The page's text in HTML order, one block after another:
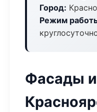
Город:
Режим
Фасады и